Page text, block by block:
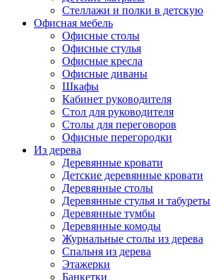
Стеллажи и полки в детскую
Офисная мебель
Офисные столы
Офисные стулья
Офисные кресла
Офисные диваны
Шкафы
Кабинет руководителя
Стол для руководителя
Столы для переговоров
Офисные перегородки
Из дерева
Деревянные кровати
Детские деревянные кровати
Деревянные столы
Деревянные стулья и табуреты
Деревянные тумбы
Деревянные комоды
Журнальные столы из дерева
Спальня из дерева
Этажерки
Банкетки